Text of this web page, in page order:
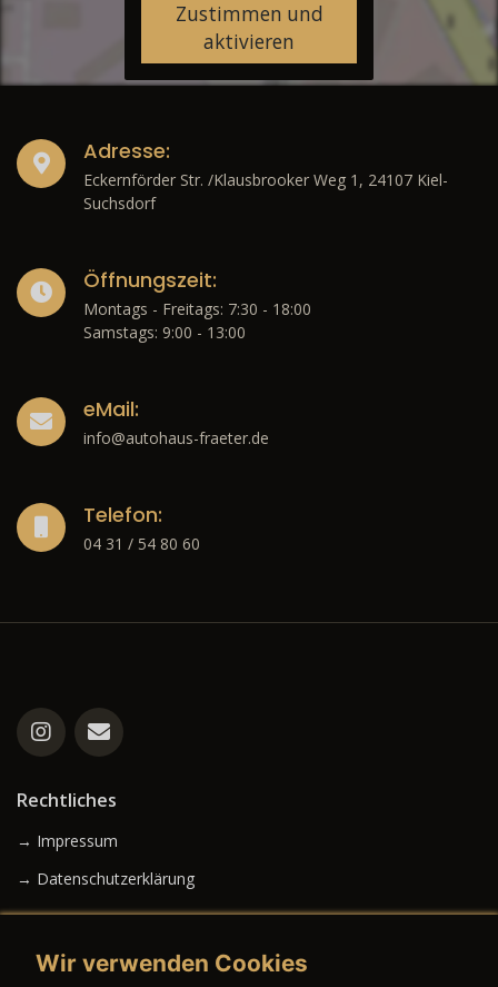
Zustimmen und
aktivieren
Adresse:
Eckernförder Str. /Klausbrooker Weg 1, 24107 Kiel-
Suchsdorf
Öffnungszeit:
Montags - Freitags: 7:30 - 18:00
Samstags: 9:00 - 13:00
eMail:
info@autohaus-fraeter.de
Telefon:
04 31 / 54 80 60
Rechtliches
→ Impressum
→ Datenschutzerklärung
Wir verwenden Cookies